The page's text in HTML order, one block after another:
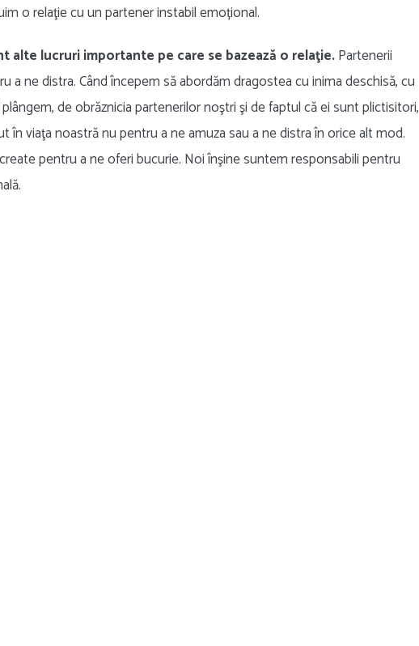
o relaţie cu un partener instabil emoțional.
alte lucruri importante pe care se bazează o relaţie.Partenerii
a ne distra. Când începem să abordăm dragostea cu inima deschisă, cu
de obrăznicia partenerilor noştri şi de faptul că ei sunt plictisitori,
în viaţa noastră nu pentru a ne amuza sau a ne distra în orice alt mod.
pentru a ne oferi bucurie. Noi înşine suntem responsabili pentru